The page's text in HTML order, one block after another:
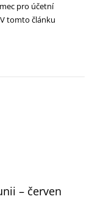
pro účetní
tomto článku
– červen